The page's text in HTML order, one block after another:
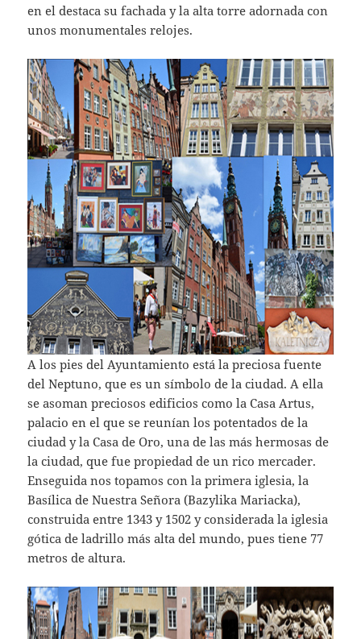
en el destaca su fachada y la alta torre adornada con
unos monumentales relojes.
A los pies del Ayuntamiento está la preciosa fuente
del Neptuno, que es un símbolo de la ciudad. A ella
se asoman preciosos edificios como la Casa Artus,
palacio en el que se reunían los potentados de la
ciudad y la Casa de Oro, una de las más hermosas de
la ciudad, que fue propiedad de un rico mercader.
Enseguida nos topamos con la primera iglesia, la
Basílica de Nuestra Señora (Bazylika Mariacka),
construida entre 1343 y 1502 y considerada la iglesia
gótica de ladrillo más alta del mundo, pues tiene 77
metros de altura.